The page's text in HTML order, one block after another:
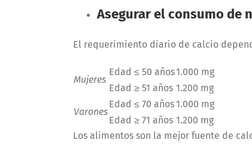
Asegurar el consumo de
El requerimiento diario de calcio
Mujeres
Edad ≤ 50 años1.000 mg
Edad ≥ 51 años 1.200 mg
Varones
Edad ≤ 70 años1.000 mg
Edad ≥ 71 años 1.200 mg
Los alimentos son la mejor fuente de